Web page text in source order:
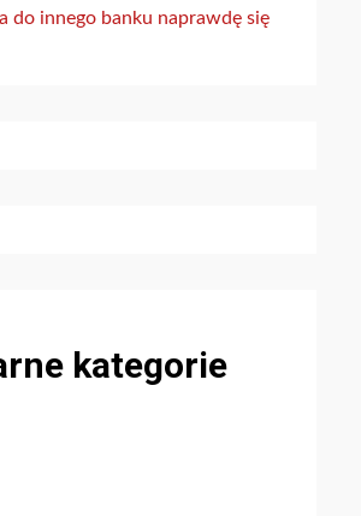
do innego banku naprawdę się
kategorie